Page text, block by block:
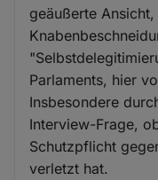
geäußerte
Parlaments, hier
Insbesondere
Interview-Frage,
Schutzpflicht
verletzt hat.